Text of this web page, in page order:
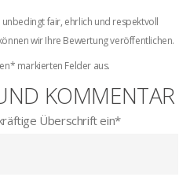
fair, ehrlich und respektvoll
wir Ihre Bewertung veröffentlichen.
markierten Felder aus.
KOMMENTAR
Überschrift ein*